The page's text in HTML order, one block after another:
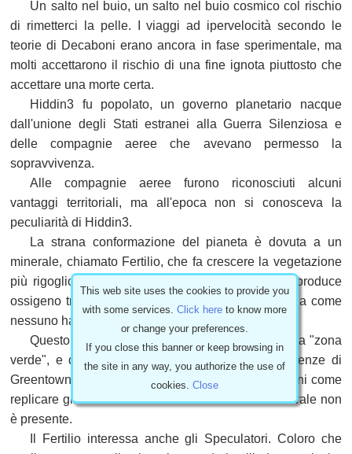
Un salto nel buio, un salto nel buio cosmico col rischio
di rimetterci la pelle. I viaggi ad ipervelocità secondo le
teorie di Decaboni erano ancora in fase sperimentale, ma
molti accettarono il rischio di una fine ignota piuttosto che
accettare una morte certa.
Hiddin3 fu popolato, un governo planetario nacque
dall'unione degli Stati estranei alla Guerra Silenziosa e
delle compagnie aeree che avevano permesso la
sopravvivenza.
Alle compagnie aeree furono riconosciuti alcuni
vantaggi territoriali, ma all'epoca non si conosceva la
peculiarità di Hiddin3.
La strana conformazione del pianeta è dovuta a un
minerale, chiamato Fertilio, che fa crescere la vegetazione
più rigogliosa lì dove è radicato. La vegetazione produce
ossigeno tre volte più del normale e purifica l'acqua come
nessuno ha mai bevuto prima.
Questo è più evidente nella contea Hopetin, detta "zona
verde", e qui i ricercatori dell'Università delle Scienze di
Greentown, la capitale della contea, studiano da anni come
replicare gli effetti del Fertilio in terreni dove il minerale non
è presente.
Il Fertilio interessa anche gli Speculatori. Coloro che
This web site uses the cookies to provide you
with some services. Click hereto know more
or change your preferences.
If you close this banner or keep browsing in
the site in any way, you authorize the use of
cookies. Close